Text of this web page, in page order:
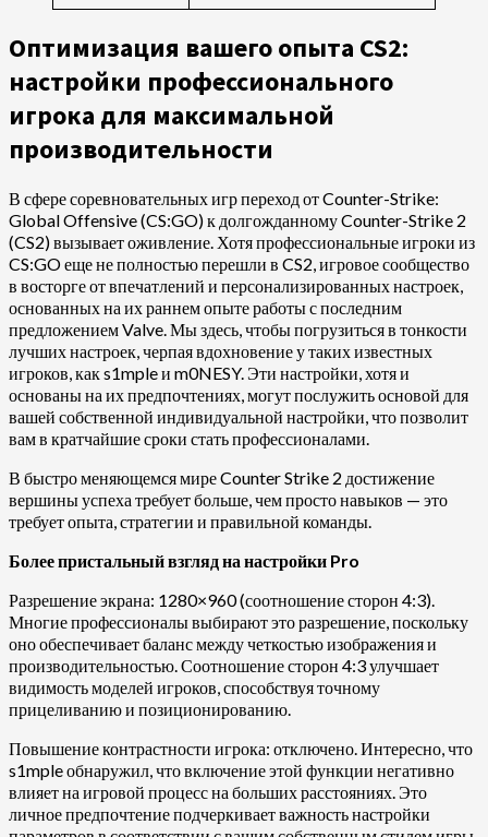
Оптимизация вашего опыта CS2:
настройки профессионального
игрока для максимальной
производительности
В сфере соревновательных игр переход от Counter-Strike:
Global Offensive (CS:GO) к долгожданному Counter-Strike 2
(CS2) вызывает оживление. Хотя профессиональные игроки из
CS:GO еще не полностью перешли в CS2, игровое сообщество
в восторге от впечатлений и персонализированных настроек,
основанных на их раннем опыте работы с последним
предложением Valve. Мы здесь, чтобы погрузиться в тонкости
лучших настроек, черпая вдохновение у таких известных
игроков, как s1mple и m0NESY. Эти настройки, хотя и
основаны на их предпочтениях, могут послужить основой для
вашей собственной индивидуальной настройки, что позволит
вам в кратчайшие сроки стать профессионалами.
В быстро меняющемся мире Counter Strike 2 достижение
вершины успеха требует больше, чем просто навыков — это
требует опыта, стратегии и правильной команды.
Более пристальный взгляд на настройки Pro
Разрешение экрана: 1280×960 (соотношение сторон 4:3).
Многие профессионалы выбирают это разрешение, поскольку
оно обеспечивает баланс между четкостью изображения и
производительностью. Соотношение сторон 4:3 улучшает
видимость моделей игроков, способствуя точному
прицеливанию и позиционированию.
Повышение контрастности игрока: отключено. Интересно, что
s1mple обнаружил, что включение этой функции негативно
влияет на игровой процесс на больших расстояниях. Это
личное предпочтение подчеркивает важность настройки